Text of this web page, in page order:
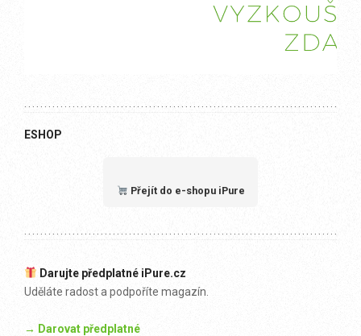
ESHOP
Přejít do e-shopu iPure
Darujte předplatné iPure.cz
Uděláte radost a podpoříte magazín.
→ Darovat předplatné